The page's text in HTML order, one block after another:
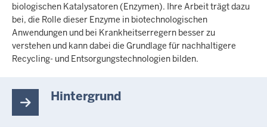
biologischen Katalysatoren (Enzymen). Ihre Arbeit trägt dazu
bei, die Rolle dieser Enzyme in biotechnologischen
Anwendungen und bei Krankheitserregern besser zu
verstehen und kann dabei die Grundlage für nachhaltigere
Recycling- und Entsorgungstechnologien bilden.
Hintergrund